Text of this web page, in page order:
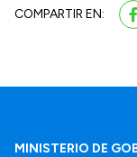
COMPARTIR EN:
MINISTERIO DE